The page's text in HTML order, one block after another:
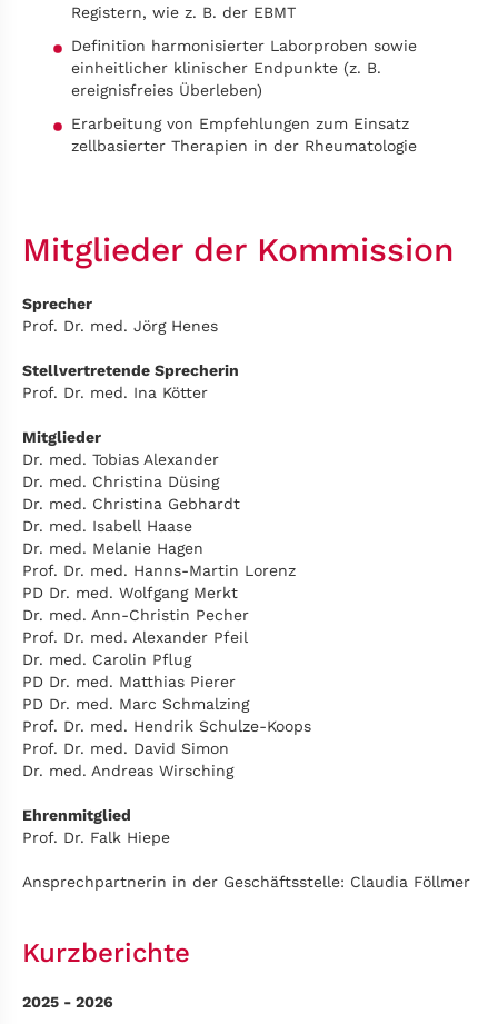
Registern, wie z. B. der EBMT
Definition harmonisierter Laborproben sowie
einheitlicher klinischer Endpunkte (z. B.
ereignisfreies Überleben)
Erarbeitung von Empfehlungen zum Einsatz
zellbasierter Therapien in der Rheumatologie
Mitglieder der Kommission
Sprecher
Prof. Dr. med. Jörg Henes
Stellvertretende Sprecherin
Prof. Dr. med. Ina Kötter
Mitglieder
Dr. med. Tobias Alexander
Dr. med. Christina Düsing
Dr. med. Christina Gebhardt
Dr. med. Isabell Haase
Dr. med. Melanie Hagen
Prof. Dr. med. Hanns-Martin Lorenz
PD Dr. med. Wolfgang Merkt
Dr. med. Ann-Christin Pecher
Prof. Dr. med. Alexander Pfeil
Dr. med. Carolin Pflug
PD Dr. med. Matthias Pierer
PD Dr. med. Marc Schmalzing
Prof. Dr. med. Hendrik Schulze-Koops
Prof. Dr. med. David Simon
Dr. med. Andreas Wirsching
Ehrenmitglied
Prof. Dr. Falk Hiepe
Ansprechpartnerin in der Geschäftsstelle: Claudia Föllmer
Kurzberichte
2025 - 2026